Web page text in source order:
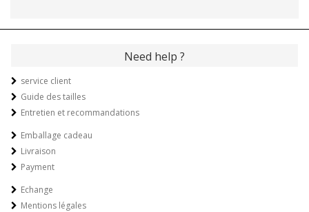
Need help ?
service client
Guide des tailles
Entretien et recommandations
Emballage cadeau
Livraison
Payment
Echange
Mentions légales